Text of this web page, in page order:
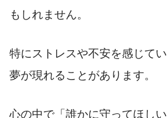
もしれません。
特にストレスや不安を感じて
夢が現れることがあります。
心の中で「誰かに守ってほし